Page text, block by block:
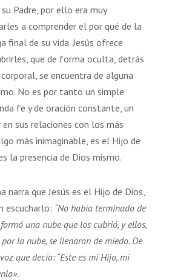
Padre, por ello era muy
a comprender el por qué de la
final de su vida. Jesús ofrece
que de forma oculta, detrás
se encuentra de alguna
No es por tanto un simple
fe y de oración constante, un
sus relaciones con los más
más inimaginable, es el Hijo de
la presencia de Dios mismo.
narra que Jesús es el Hijo de Dios,
escucharlo: “No había terminado de
una nube que los cubrió, y ellos,
la nube, se llenaron de miedo. De
que decía: “Este es mi Hijo, mi